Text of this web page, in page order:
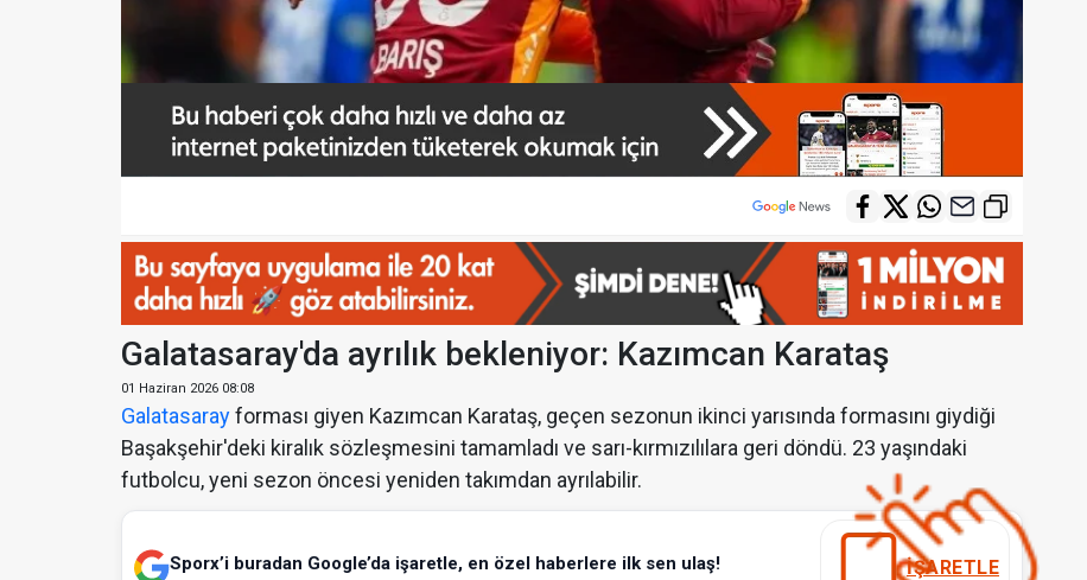
Galatasaray'da ayrılık bekleniyor: Kazımcan Karataş
01 Haziran 2026 08:08
Galatasarayforması giyen Kazımcan Karataş, geçen sezonun ikinci yarısında formasını giydiği
Başakşehir'deki kiralık sözleşmesini tamamladı ve sarı-kırmızılılara geri döndü. 23 yaşındaki
futbolcu, yeni sezon öncesi yeniden takımdan ayrılabilir.
Sporx’i buradan Google’da işaretle, en özel haberlere ilk sen ulaş! İŞARETLE